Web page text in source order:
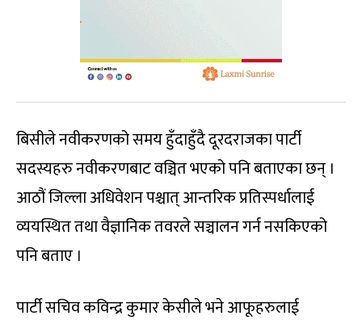
बिसीले नवीकरणको समय हुँदाहुँदै दूरदराजका पार्टी
सदस्यहरु नवीकरणबाट वञ्चित भएको पनि बताएका छन् ।
आठौं जिल्ला अधिवेशन पश्चात् आन्तरिक प्रतिस्पर्धालाई
व्ययस्थित तथा वैज्ञानिक तवरले सञ्चालन गर्न नसकिएको
पनि बताए ।
पार्टी सचिव कविन्द्र कुमार केसीले भने आफूहरुलाई